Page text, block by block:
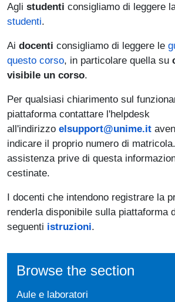
Agli studenti consigliamo di leggere
studenti.
Ai docenti consigliamo di leggere le
questo corso, in particolare quella su
visibile un corso.
Per qualsiasi chiarimento sul
piattaforma contattare l'helpdesk
all'indirizzo elsupport@unime.it
indicare il proprio numero di
assistenza prive di questa
cestinate.
I docenti che intendono registrare la
renderla disponibile sulla piattaforma
seguenti istruzioni.
Browse the section
Aule e laboratori